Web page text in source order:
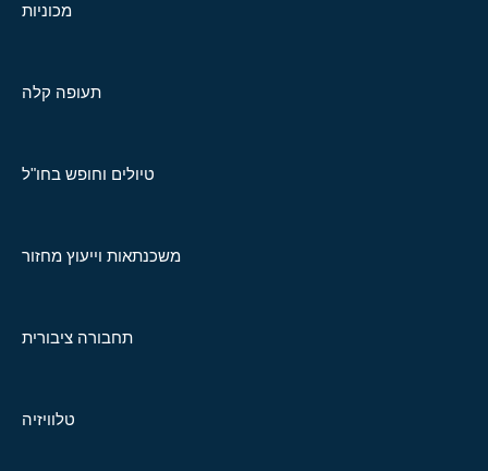
מכוניות
תעופה קלה
טיולים וחופש בחו"ל
משכנתאות וייעוץ מחזור
תחבורה ציבורית
טלוויזיה